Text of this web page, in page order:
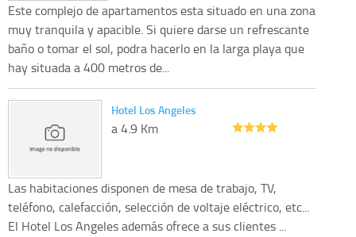
Este complejo de apartamentos esta situado en una zona
muy tranquila y apacible. Si quiere darse un refrescante
baño o tomar el sol, podra hacerlo en la larga playa que
hay situada a 400 metros de...
Hotel Los Angeles
a 4.9 Km
Las habitaciones disponen de mesa de trabajo, TV,
teléfono, calefacción, selección de voltaje eléctrico, etc...
El Hotel Los Angeles además ofrece a sus clientes ...